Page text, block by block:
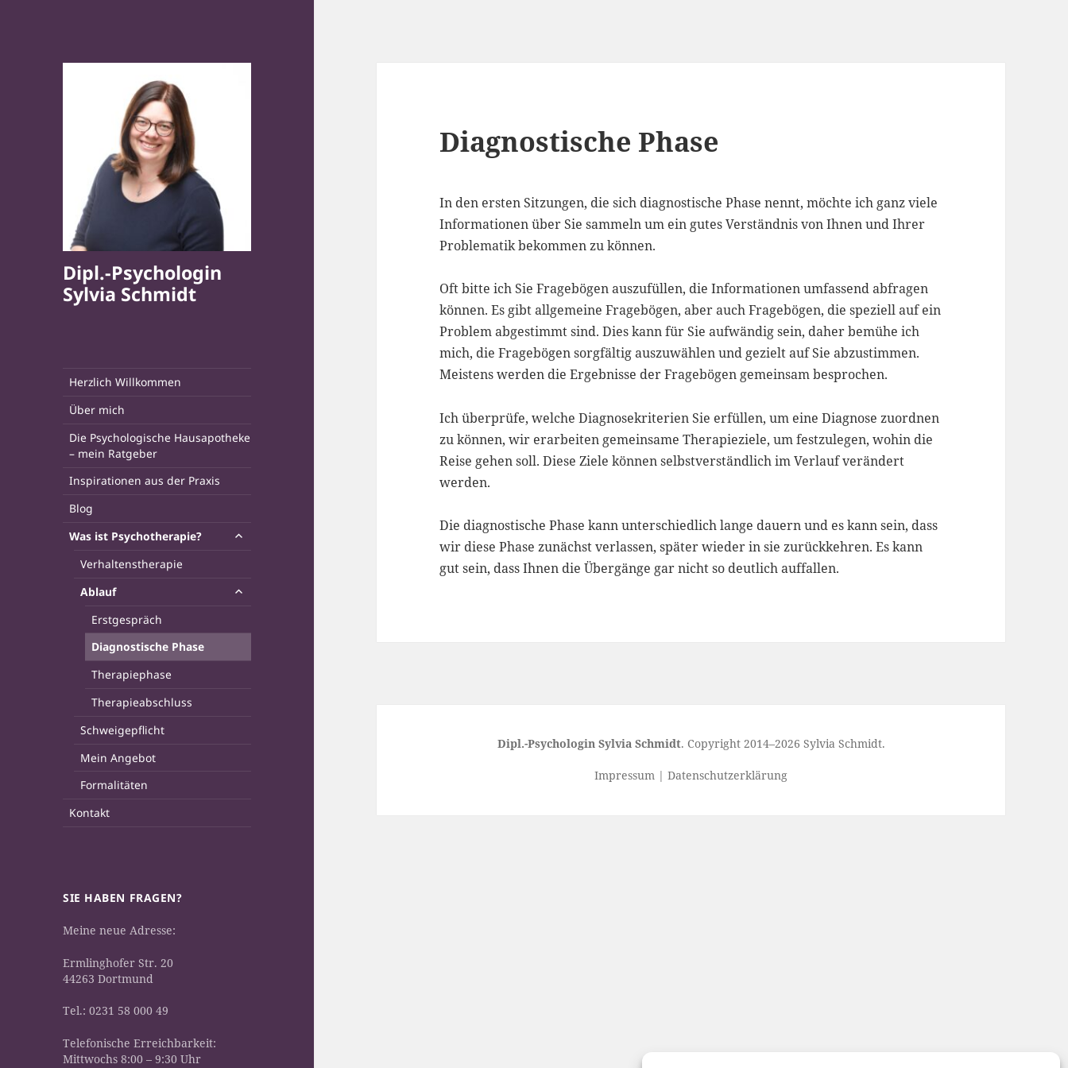
Dipl.-Psychologin
Sylvia Schmidt
Herzlich Willkommen
Über mich
Die Psychologische Hausapotheke
– mein Ratgeber
Inspirationen aus der Praxis
Blog
Was ist Psychotherapie?
untermenü
Verhaltenstherapie
Ablauf
Erstgespräch
Diagnostische Phase
Therapiephase
Therapieabschluss
Schweigepflicht
Mein Angebot
Formalitäten
Kontakt
SIE HABEN FRAGEN?
Meine neue Adresse:
Ermlinghofer Str. 20
44263 Dortmund
Tel.: 0231 58 000 49
Telefonische Erreichbarkeit:
Mittwochs 8:00 – 9:30 Uhr
Diagnostische Phase
In den ersten Sitzungen, die sich diagnostische Phase nennt, möchte ich ganz viele
Informationen über Sie sammeln um ein gutes Verständnis von Ihnen und Ihrer
Problematik bekommen zu können.
Oft bitte ich Sie Fragebögen auszufüllen, die Informationen umfassend abfragen
können. Es gibt allgemeine Fragebögen, aber auch Fragebögen, die speziell auf ein
Problem abgestimmt sind. Dies kann für Sie aufwändig sein, daher bemühe ich
mich, die Fragebögen sorgfältig auszuwählen und gezielt auf Sie abzustimmen.
Meistens werden die Ergebnisse der Fragebögen gemeinsam besprochen.
Ich überprüfe, welche Diagnosekriterien Sie erfüllen, um eine Diagnose zuordnen
zu können, wir erarbeiten gemeinsame Therapieziele, um festzulegen, wohin die
Reise gehen soll. Diese Ziele können selbstverständlich im Verlauf verändert
werden.
Die diagnostische Phase kann unterschiedlich lange dauern und es kann sein, dass
wir diese Phase zunächst verlassen, später wieder in sie zurückkehren. Es kann
gut sein, dass Ihnen die Übergänge gar nicht so deutlich auffallen.
Dipl.-Psychologin Sylvia Schmidt. Copyright 2014–2026 Sylvia Schmidt.
Impressum |Datenschutzerklärung